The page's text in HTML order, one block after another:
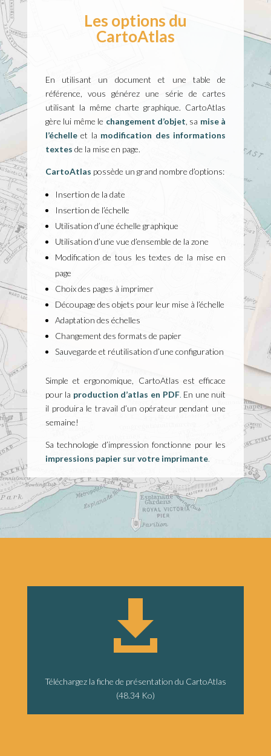
Les options du
CartoAtlas
En utilisant un document et une table de
référence, vous générez une série de cartes
utilisant la même charte graphique. CartoAtlas
gère lui même le changement d’objet, sa mise à
l’échelle et la modification des informations
textes de la mise en page.
CartoAtlas possède un grand nombre d’options:
Insertion de la date
Insertion de l’échelle
Utilisation d’une échelle graphique
Utilisation d’une vue d’ensemble de la zone
Modification de tous les textes de la mise en
page
Choix des pages à imprimer
Découpage des objets pour leur mise à l’échelle
Adaptation des échelles
Changement des formats de papier
Sauvegarde et réutilisation d’une configuration
Simple et ergonomique, CartoAtlas est efficace
pour la production d’atlas en PDF. En une nuit
il produira le travail d’un opérateur pendant une
semaine!
Sa technologie d’impression fonctionne pour les
impressions papier sur votre imprimante.

Téléchargez la fiche de présentation du CartoAtlas
(48.34 Ko)